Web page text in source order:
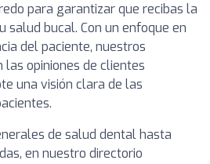
para garantizar que recibas la
salud bucal. Con un enfoque en
del paciente, nuestros
opiniones de clientes
una visión clara de las
de salud dental hasta
en nuestro directorio